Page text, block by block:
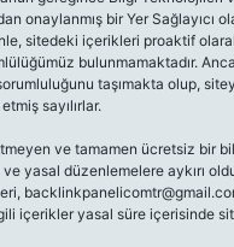
onaylanmış bir Yer Sağlayıcı
sitedeki içerikleri proaktif
bulunmamaktadır.
taşımakta olup,
sayılırlar.
ve tamamen ücretsiz bir
yasal düzenlemelere aykırı
içerikler yasal süre içerisinde